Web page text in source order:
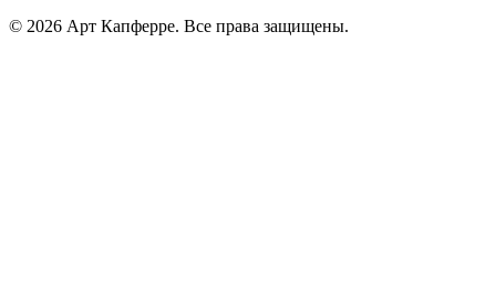
© 2026 Арт Капферре. Все права защищены.